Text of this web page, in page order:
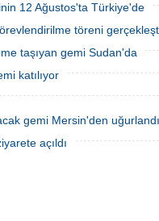
12 Ağustos'ta Türkiye'de
töreni
taşıyan gemi Sudan'da
katılıyor
gemi Mersin'den uğurlandı
açıldı